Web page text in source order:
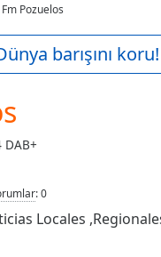
Fm Pozuelos
barışını koru!
DAB+
:0
Locales